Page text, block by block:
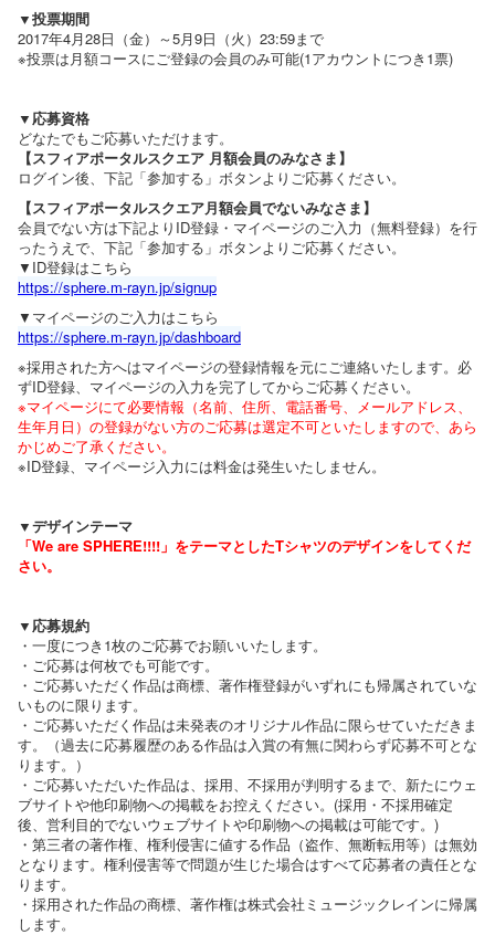
▼投票期間
2017年4月28日（金）～5月9日（火）23:59まで
※投票は月額コースにご登録の会員のみ可能(1アカウントにつき1票)
▼応募資格
どなたでもご応募いただけます。
【スフィアポータルスクエア 月額会員のみなさま】
ログイン後、下記「参加する」ボタンよりご応募ください。
【スフィアポータルスクエア月額会員でないみなさま】
会員でない方は下記よりID登録・マイページのご入力（無料登録）を行
ったうえで、下記「参加する」ボタンよりご応募ください。
▼ID登録はこちら
https://sphere.m-rayn.jp/signup
▼マイページのご入力はこちら
https://sphere.m-rayn.jp/dashboard
※採用された方へはマイページの登録情報を元にご連絡いたします。必
ずID登録、マイページの入力を完了してからご応募ください。
※マイページにて必要情報（名前、住所、電話番号、メールアドレス、
生年月日） の登録がない方のご応募は選定不可といたしますので、あら
かじめご了承ください。
※ID登録、マイページ入力には料金は発生いたしません。
▼デザインテーマ
「We are SPHERE!!!!」をテーマとしたTシャツのデザインをしてくだ
さい。
▼応募規約
・一度につき1枚のご応募でお願いいたします。
・ご応募は何枚でも可能です。
・ご応募いただく作品は商標、著作権登録がいずれにも帰属されていな
いものに限ります。
・ご応募いただく作品は未発表のオリジナル作品に限らせていただきま
す。（過去に応募履歴のある作品は入賞の有無に関わらず応募不可とな
ります。）
・ご応募いただいた作品は、採用、不採用が判明するまで、新たにウェ
ブサイトや他印刷物への掲載をお控えください。(採用・不採用確定
後、営利目的でないウェブサイトや印刷物への掲載は可能です。)
・第三者の著作権、権利侵害に値する作品（盗作、無断転用等）は無効
となります。権利侵害等で問題が生じた場合はすべて応募者の責任とな
ります。
・採用された作品の商標、著作権は株式会社ミュージックレインに帰属
します。